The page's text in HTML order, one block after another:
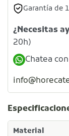
Garantía de
¿Necesitas
20h)
Chatea
Material